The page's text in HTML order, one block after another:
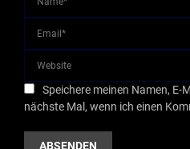
Speichere meinen Namen, E-
nächste Mal, wenn ich einen